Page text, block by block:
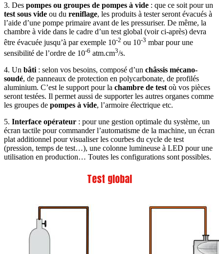
3. Des pompes ou groupes de pompes à vide : que ce soit pour un
test sous vide ou du reniflage, les produits à tester seront évacués à
l’aide d’une pompe primaire avant de les pressuriser. De même, la
chambre à vide dans le cadre d’un test global (voir ci-après) devra
être évacuée jusqu’à par exemple 10-2 ou 10-3 mbar pour une
sensibilité de l’ordre de 10-6 atm.cm3/s.
4. Un bâti : selon vos besoins, composé d’un châssis mécano-
soudé, de panneaux de protection en polycarbonate, de profilés
aluminium. C’est le support pour la chambre de test où vos pièces
seront testées. Il permet aussi de supporter les autres organes comme
les groupes de pompes à vide, l’armoire électrique etc.
5. Interface opérateur : pour une gestion optimale du système, un
écran tactile pour commander l’automatisme de la machine, un écran
plat additionnel pour visualiser les courbes du cycle de test
(pression, temps de test…), une colonne lumineuse à LED pour une
utilisation en production… Toutes les configurations sont possibles.
Test global